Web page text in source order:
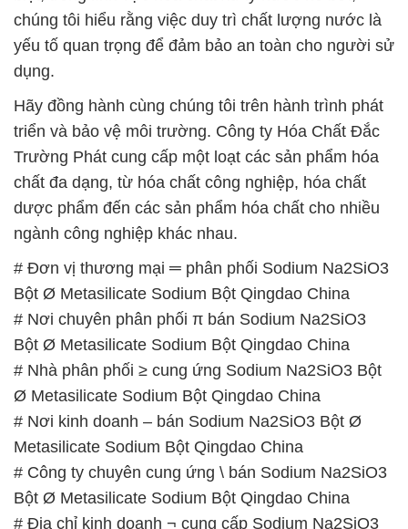
triển và bảo vệ môi trường. Công ty Hóa Chất Đắc
Trường Phát cung cấp một loạt các sản phẩm hóa
chất đa dạng, từ hóa chất công nghiệp, hóa chất
dược phẩm đến các sản phẩm hóa chất cho nhiều
ngành công nghiệp khác nhau.
# Đơn vị thương mại ═ phân phối Sodium Na2SiO3
Bột Ø Metasilicate Sodium Bột Qingdao China
# Nơi chuyên phân phối π bán Sodium Na2SiO3
Bột Ø Metasilicate Sodium Bột Qingdao China
# Nhà phân phối ≥ cung ứng Sodium Na2SiO3 Bột
Ø Metasilicate Sodium Bột Qingdao China
# Nơi kinh doanh – bán Sodium Na2SiO3 Bột Ø
Metasilicate Sodium Bột Qingdao China
# Công ty chuyên cung ứng \ bán Sodium Na2SiO3
Bột Ø Metasilicate Sodium Bột Qingdao China
# Địa chỉ kinh doanh ¬ cung cấp Sodium Na2SiO3
Bột Ø Metasilicate Sodium Bột Qingdao China
# Nhà phân phối { cung cấp } Sodium Na2SiO3 Bột
Ø Metasilicate Sodium Bột Qingdao China
# Cty bán ◄ cung ứng Sodium Na2SiO3 Bột Ø